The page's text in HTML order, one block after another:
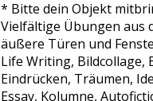
* Bitte dein Objekt
Vielfältige Übungen aus
äußere Türen und
Life Writing,
Eindrücken, Träumen,
Essay, Kolumne,